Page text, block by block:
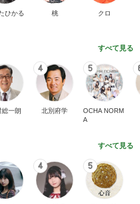
ひかる 桃 クロ
すべて見る
総一朗
4
北別府学
5
OCHA NORM
A
すべて見る
4 5